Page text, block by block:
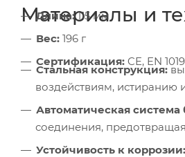
Длина:115 мм
Вес: 196 г
Сертификация: CE, EN
Материалы и
Стальная конструкция:
воздействиям, истиранию
Автоматическая
соединения,
Устойчивость к коррозии: